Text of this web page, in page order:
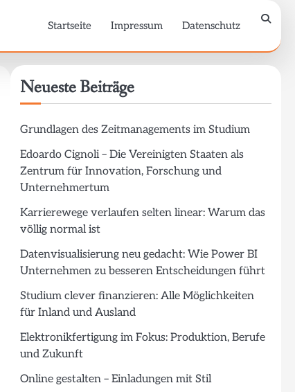
Startseite Impressum Datenschutz
Neueste Beiträge
Grundlagen des Zeitmanagements im Studium
Edoardo Cignoli – Die Vereinigten Staaten als
Zentrum für Innovation, Forschung und
Unternehmertum
Karrierewege verlaufen selten linear: Warum das
völlig normal ist
Datenvisualisierung neu gedacht: Wie Power BI
Unternehmen zu besseren Entscheidungen führt
Studium clever finanzieren: Alle Möglichkeiten
für Inland und Ausland
Elektronikfertigung im Fokus: Produktion, Berufe
und Zukunft
Online gestalten – Einladungen mit Stil